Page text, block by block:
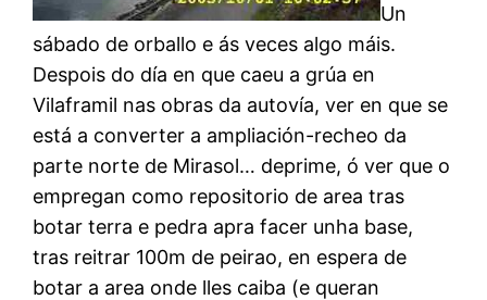
Un
sábado de orballo e ás veces algo máis.
Despois do día en que caeu a grúa en
Vilaframil nas obras da autovía, ver en que se
está a converter a ampliación-recheo da
parte norte de Mirasol… deprime, ó ver que o
empregan como repositorio de area tras
botar terra e pedra apra facer unha base,
tras reitrar 100m de peirao, en espera de
botar a area onde lles caiba (e queran